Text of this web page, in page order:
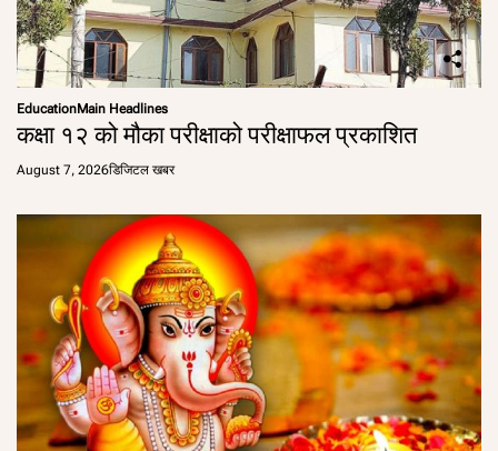
EducationMain Headlines
कक्षा १२ को मौका परीक्षाको परीक्षाफल प्रकाशित
August 7, 2026डिजिटल खबर